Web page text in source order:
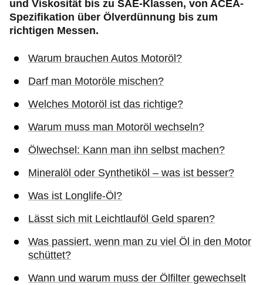
und Viskosität bis zu SAE-Klassen, von ACEA-
Spezifikation über Ölverdünnung bis zum
richtigen Messen.
Warum brauchen Autos Motoröl?
Darf man Motoröle mischen?
Welches Motoröl ist das richtige?
Warum muss man Motoröl wechseln?
Ölwechsel: Kann man ihn selbst machen?
Mineralöl oder Synthetiköl – was ist besser?
Was ist Longlife-Öl?
Lässt sich mit Leichtlauföl Geld sparen?
Was passiert, wenn man zu viel Öl in den Motor
schüttet?
Wann und warum muss der Ölfilter gewechselt